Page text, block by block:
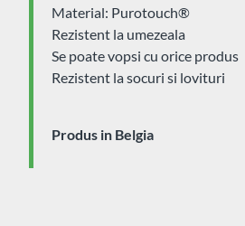
Material: Purotouch®
Rezistent la umezeala
Se poate vopsi cu orice produs
Rezistent la socuri si lovituri
Produs in Belgia